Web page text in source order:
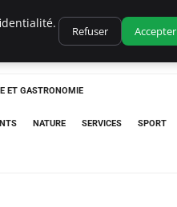
ET GASTRONOMIE
NATURE SERVICES SPORT
Refuser Accepter